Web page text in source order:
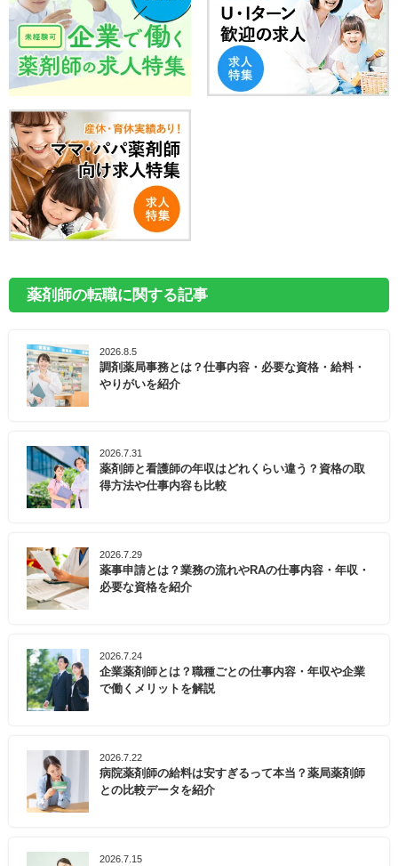
薬剤師の転職に関する記事
2026.8.5
調剤薬局事務とは？仕事内容・必要な資格・給料・
やりがいを紹介
2026.7.31
薬剤師と看護師の年収はどれくらい違う？資格の取
得方法や仕事内容も比較
2026.7.29
薬事申請とは？業務の流れやRAの仕事内容・年収・
必要な資格を紹介
2026.7.24
企業薬剤師とは？職種ごとの仕事内容・年収や企業
で働くメリットを解説
2026.7.22
病院薬剤師の給料は安すぎるって本当？薬局薬剤師
との比較データを紹介
2026.7.15